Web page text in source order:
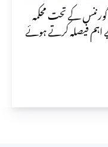
کے تحت محکمہ
فیصلہ کرتے ہوئے